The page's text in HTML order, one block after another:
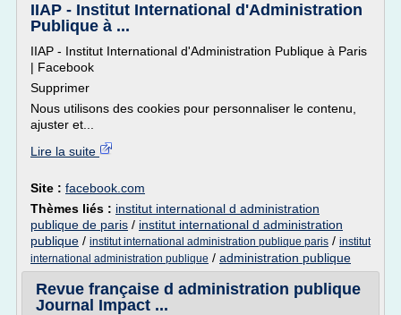
IIAP - Institut International d'Administration
Publique à ...
IIAP - Institut International d'Administration Publique à Paris
| Facebook
Supprimer
Nous utilisons des cookies pour personnaliser le contenu,
ajuster et...
Lire la suite
Site : facebook.com
Thèmes liés : institut international d administration
publique de paris / institut international d administration
publique / institut international administration publique paris / institut
international administration publique / administration publique
Revue française d administration publique
Journal Impact ...